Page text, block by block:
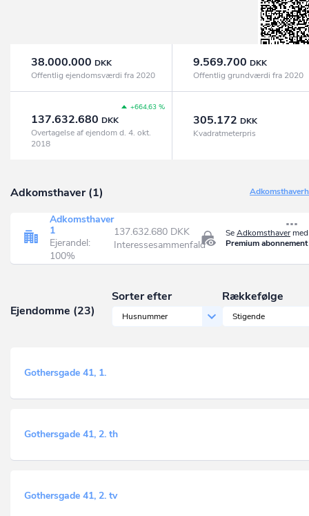
38.000.000 DKK
Offentlig ejendomsværdi fra 2020
9.569.700 DKK
Offentlig grundværdi fra 2020
+664,63 %
137.632.680 DKK
Overtagelse af ejendom d. 4. okt.
2018
305.172 DKK
Kvadratmeterpris
Adkomsthaver (1)
SeAdkomsthaver
Premium abonnement
Adkomsthaver
1
Ejerandel:
100%
137.632.680 DKK
Interessesammenfald
Ejendomme (23)
Sorter efter
Husnummer
Rækkefølge
Stigende
Gothersgade 41, 1.
Gothersgade 41, 2. th
Gothersgade 41, 2. tv